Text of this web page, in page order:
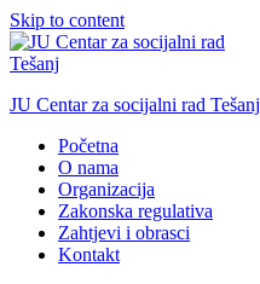
Skip to content
JU Centar za socijalni rad Tešanj
Početna
O nama
Organizacija
Zakonska regulativa
Zahtjevi i obrasci
Kontakt